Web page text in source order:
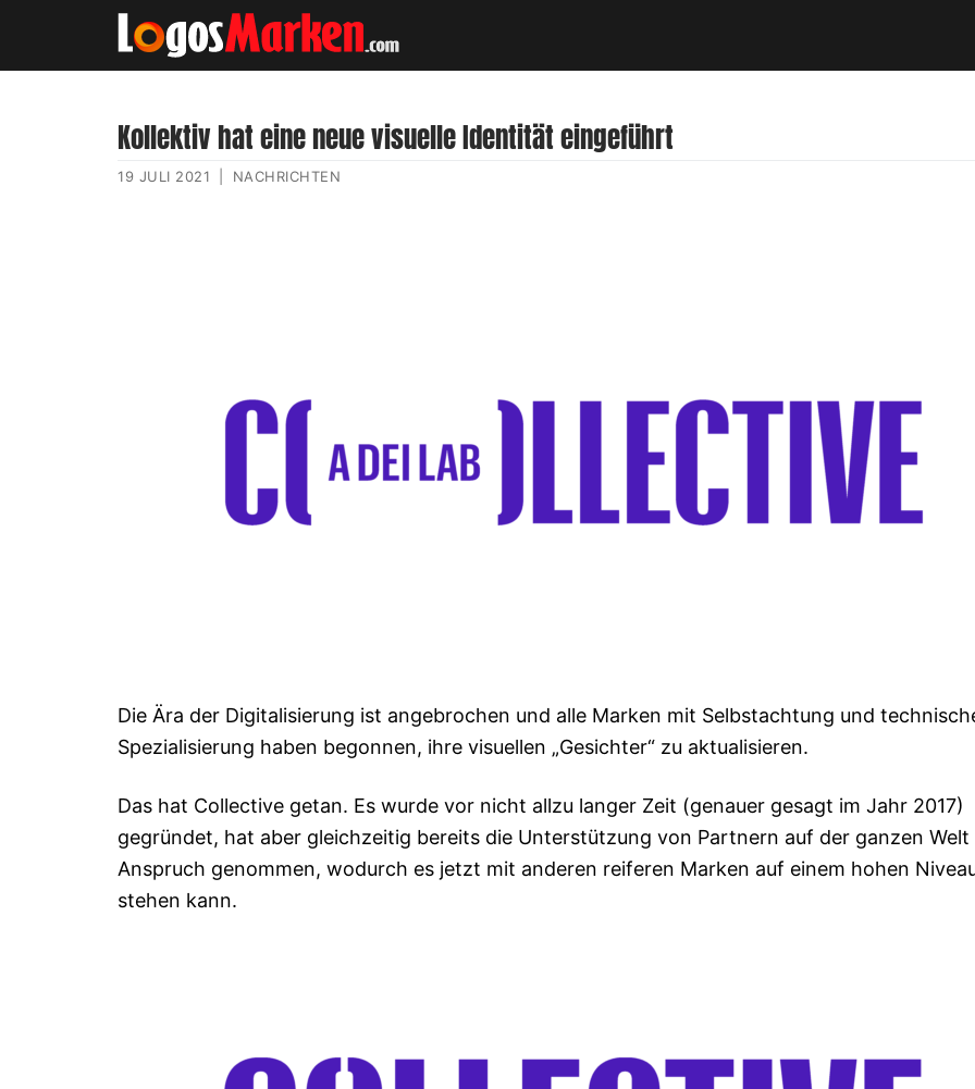
Kollektiv hat eine neue visuelle Identität eingeführt
19 JULI 2021 NACHRICHTEN
Die Ära der Digitalisierung ist angebrochen und alle Marken mit Selbstachtung und
Spezialisierung haben begonnen, ihre visuellen „Gesichter“ zu aktualisieren.
Das hat Collective getan. Es wurde vor nicht allzu langer Zeit (genauer gesagt im Jahr 2017)
gegründet, hat aber gleichzeitig bereits die Unterstützung von Partnern auf der ganzen Welt
Anspruch genommen, wodurch es jetzt mit anderen reiferen Marken auf einem hohen
stehen kann.